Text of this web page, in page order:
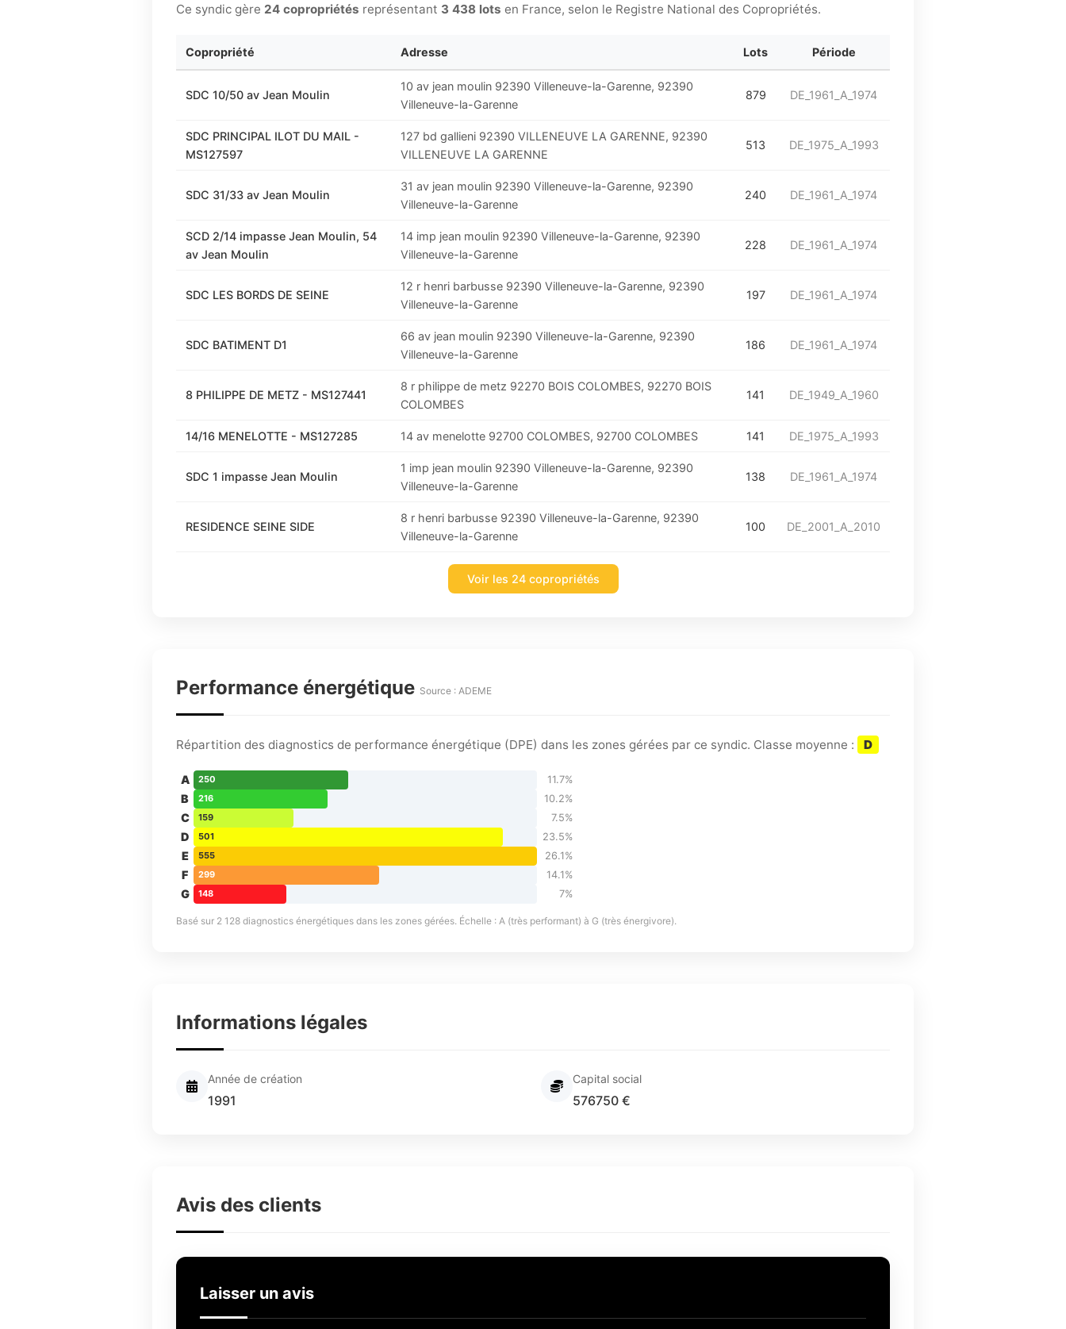
Ce syndic gère 24 copropriétés représentant 3 438 lots en France, selon le Registre National des Copropriétés.
Copropriété Adresse Lots Période
SDC 10/50 av Jean Moulin
10 av jean moulin 92390 Villeneuve-la-Garenne, 92390
Villeneuve-la-Garenne
879 DE_1961_A_1974
SDC PRINCIPAL ILOT DU MAIL -
MS127597
127 bd gallieni 92390 VILLENEUVE LA GARENNE, 92390
VILLENEUVE LA GARENNE
513 DE_1975_A_1993
SDC 31/33 av Jean Moulin
31 av jean moulin 92390 Villeneuve-la-Garenne, 92390
Villeneuve-la-Garenne
240 DE_1961_A_1974
SCD 2/14 impasse Jean Moulin, 54
av Jean Moulin
14 imp jean moulin 92390 Villeneuve-la-Garenne, 92390
Villeneuve-la-Garenne
228 DE_1961_A_1974
SDC LES BORDS DE SEINE
12 r henri barbusse 92390 Villeneuve-la-Garenne, 92390
Villeneuve-la-Garenne
197 DE_1961_A_1974
SDC BATIMENT D1
66 av jean moulin 92390 Villeneuve-la-Garenne, 92390
Villeneuve-la-Garenne
186 DE_1961_A_1974
8 PHILIPPE DE METZ - MS127441
8 r philippe de metz 92270 BOIS COLOMBES, 92270 BOIS
COLOMBES
141 DE_1949_A_1960
14/16 MENELOTTE - MS127285 14 av menelotte 92700 COLOMBES, 92700 COLOMBES 141 DE_1975_A_1993
SDC 1 impasse Jean Moulin
1 imp jean moulin 92390 Villeneuve-la-Garenne, 92390
Villeneuve-la-Garenne
138 DE_1961_A_1974
RESIDENCE SEINE SIDE
8 r henri barbusse 92390 Villeneuve-la-Garenne, 92390
Villeneuve-la-Garenne
100 DE_2001_A_2010
Voir les 24 copropriétés
Performance énergétique Source : ADEME
Répartition des diagnostics de performance énergétique (DPE) dans les zones gérées par ce syndic. Classe moyenne : D
A 250 11.7%
B 216 10.2%
C 159 7.5%
D 501 23.5%
E 555 26.1%
F 299 14.1%
G 148 7%
Basé sur 2 128 diagnostics énergétiques dans les zones gérées. Échelle : A (très performant) à G (très énergivore).
Informations légales
Année de création
1991
Capital social
576750 €
Avis des clients
Laisser un avis